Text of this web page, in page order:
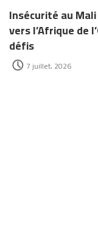
Insécurité au
vers l’Afrique de
défis
7 juillet، 2026